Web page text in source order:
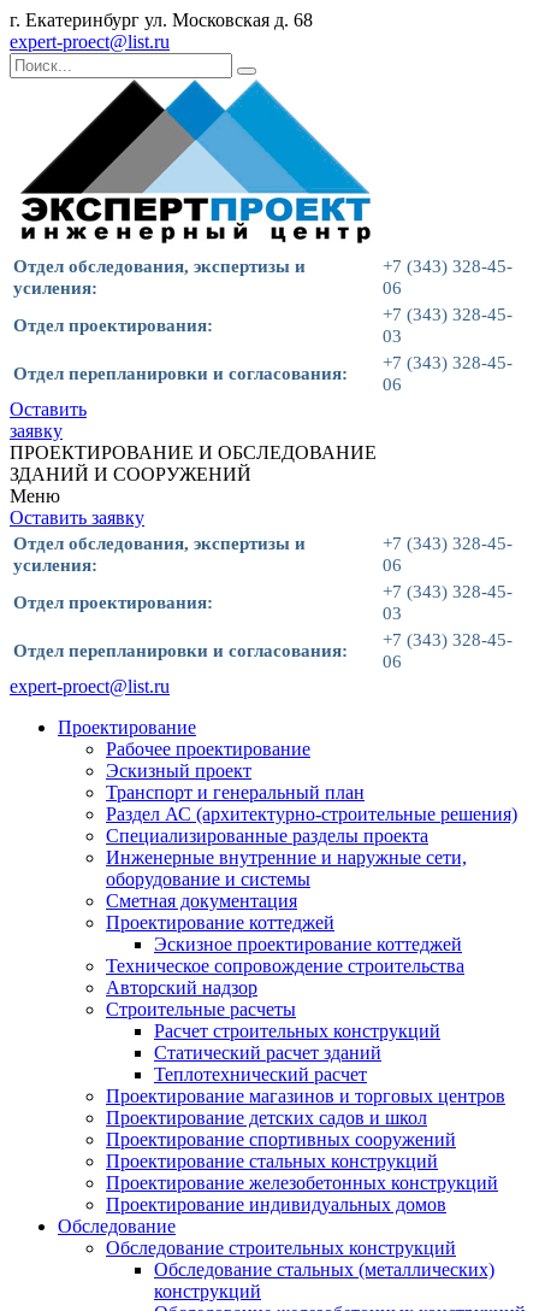
г. Екатеринбург ул. Московская д. 68
expert-proect@list.ru
Отдел обследования, экспертизы и
усиления:
+7 (343) 328-45-
06
Отдел проектирования:
+7 (343) 328-45-
03
Отдел перепланировки и согласования:
+7 (343) 328-45-
06
Оставить
заявку
ПРОЕКТИРОВАНИЕ И ОБСЛЕДОВАНИЕ
ЗДАНИЙ И СООРУЖЕНИЙ
Меню
Оставить заявку
Отдел обследования, экспертизы и
усиления:
+7 (343) 328-45-
06
Отдел проектирования:
+7 (343) 328-45-
03
Отдел перепланировки и согласования:
+7 (343) 328-45-
06
expert-proect@list.ru
Проектирование
Рабочее проектирование
Эскизный проект
Транспорт и генеральный план
Раздел АС (архитектурно-строительные решения)
Специализированные разделы проекта
Инженерные внутренние и наружные сети,
оборудование и системы
Сметная документация
Проектирование коттеджей
Эскизное проектирование коттеджей
Техническое сопровождение строительства
Авторский надзор
Строительные расчеты
Расчет строительных конструкций
Статический расчет зданий
Теплотехнический расчет
Проектирование магазинов и торговых центров
Проектирование детских садов и школ
Проектирование спортивных сооружений
Проектирование стальных конструкций
Проектирование железобетонных конструкций
Проектирование индивидуальных домов
Обследование
Обследование строительных конструкций
Обследование стальных (металлических)
конструкций